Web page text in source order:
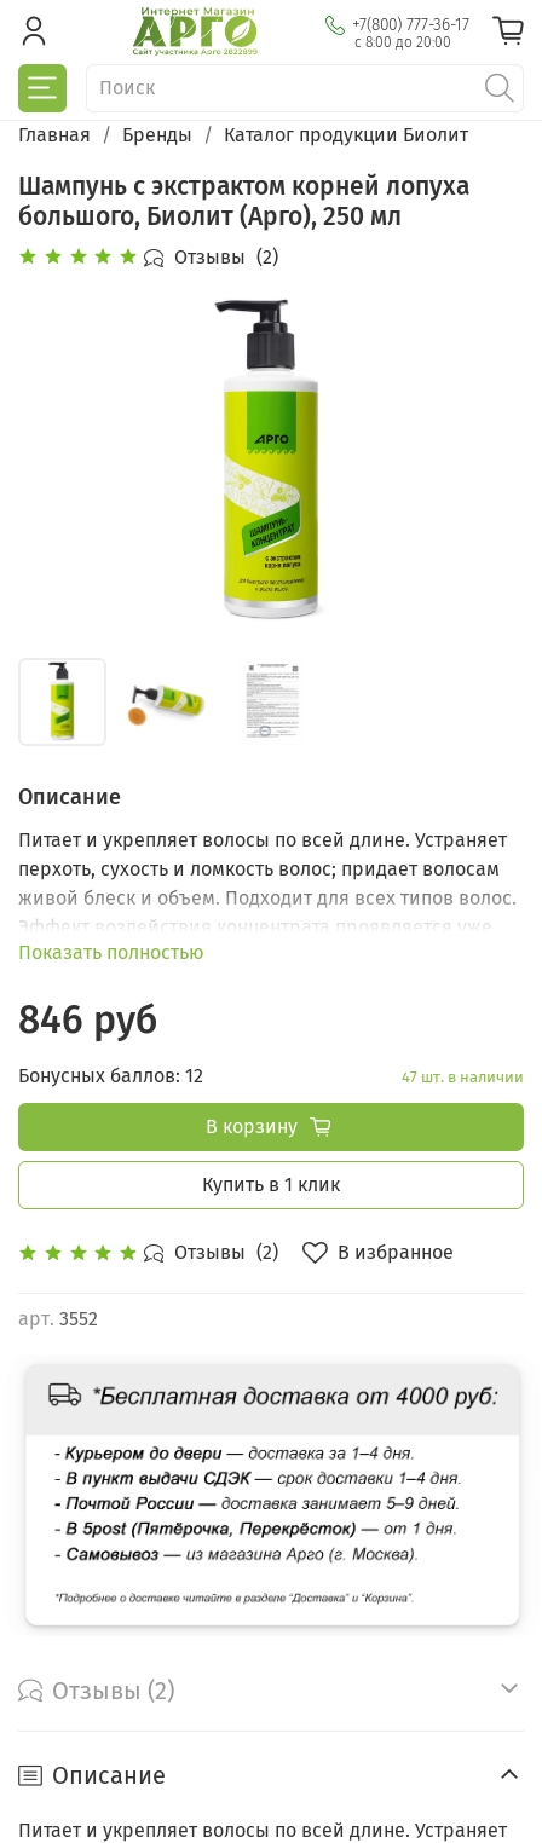
+7(800) 777-36-17
с 8:00 до 20:00
Главная Бренды Каталог продукции Биолит
Шампунь с экстрактом корней лопуха
большого, Биолит (Арго), 250 мл
Отзывы (2)
Отзывы (2) В избранное
арт. 3552
Описание
Питает и укрепляет волосы по всей длине. Устраняет
перхоть, сухость и ломкость волос; придает волосам
живой блеск и объем. Подходит для всех типов волос.
Эффект воздействия концентрата проявляется уже
после первого применения.
Показать полностью
846 руб
Бонусных баллов: 12 47 шт. в наличии
В корзину
Купить в 1 клик
Отзывы (2)
Описание
Питает и укрепляет волосы по всей длине. Устраняет